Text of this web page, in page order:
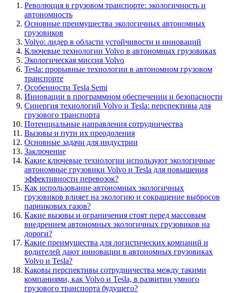
Революция в грузовом транспорте: экологичность и
автономность
Основные преимущества экологичных автономных
грузовиков
Volvo: лидер в области устойчивости и инноваций
Ключевые технологии Volvo в автономных грузовиках
Экологическая миссия Volvo
Tesla: прорывные технологии в автономном грузовом
транспорте
Особенности Tesla Semi
Инновации в программном обеспечении и безопасности
Синергия технологий Volvo и Tesla: перспективы для
грузового транспорта
Потенциальные направления сотрудничества
Вызовы и пути их преодоления
Основные задачи для индустрии
Заключение
Какие ключевые технологии используют экологичные
автономные грузовики Volvo и Tesla для повышения
эффективности перевозок?
Как использование автономных экологичных
грузовиков влияет на экологию и сокращение выбросов
парниковых газов?
Какие вызовы и ограничения стоят перед массовым
внедрением автономных экологичных грузовиков на
дороги?
Какие преимущества для логистических компаний и
водителей дают инновации в автономных грузовиках
Volvo и Tesla?
Каковы перспективы сотрудничества между такими
компаниями, как Volvo и Tesla, в развитии умного
грузового транспорта будущего?